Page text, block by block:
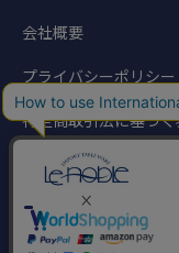
会社概要
プライバシーポリシー
特定商取引法に基づ